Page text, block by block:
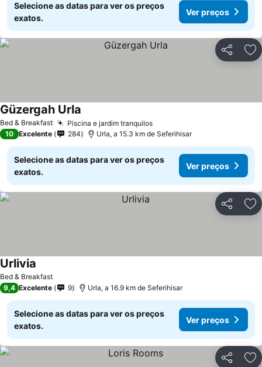
Selecione as datas para ver os preços
exatos.
Ver preços
Partilhar
Bed & Breakfast Piscina e jardim tranquilosVer preços
Güzergah Urla
10 Excelente 284 Urla, a 15.3 km de Seferihisar
Selecione as datas para ver os preços
exatos.
Ver preços
Partilhar
Bed & Breakfast
Urlivia
9,4 Excelente 9 Urla, a 16.9 km de Seferihisar
Selecione as datas para ver os preços
exatos.
Ver preços
Partilhar